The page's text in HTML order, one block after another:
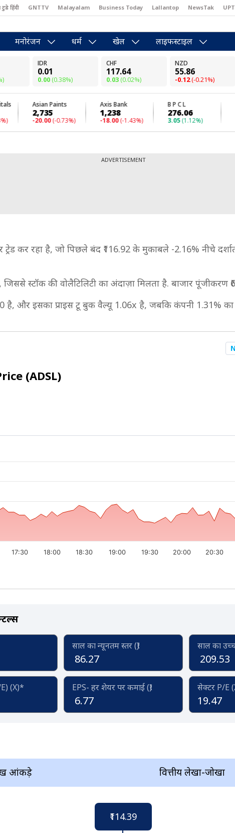
टुडे हिंदी GNTTV Malayalam Business Today Lallantop NewsTak
मनोरंजन धर्म खेल लाइफस्टाइल
ADVERTISEMENT
कर रहा है, जो पिछले बंद ₹116.92 के मुकाबले -2.16% नीचे
जिससे स्टॉक की वोलैटिलिटी का अंदाज़ा मिलता है. बाजार
है, और इसका प्राइस टू बुक वैल्यू 1.06x है, जबकि कंपनी 1.31% का
(ADSL)
17:30 18:00 18:30 19:00 19:30 20:00 20:30
साल का न्यूनतम स्तर (₹)
86.27
साल का उच्च
209.53
E) (X)* EPS- हर शेयर पर कमाई (₹)
6.77
सेक्टर P/E
19.47
आंकड़े वित्तीय लेखा-जोखा
₹114.39